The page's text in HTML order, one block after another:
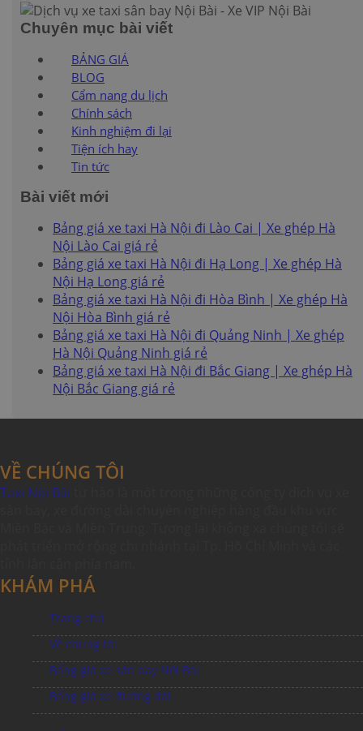
Chuyên mục bài viết
BẢNG GIÁ
BLOG
Cẩm nang du lịch
Chính sách
Kinh nghiệm đi lại
Tiện ích hay
Tin tức
Bài viết mới
Bảng giá xe taxi Hà Nội đi Lào Cai | Xe ghép Hà
Nội Lào Cai giá rẻ
Bảng giá xe taxi Hà Nội đi Hạ Long | Xe ghép Hà
Nội Hạ Long giá rẻ
Bảng giá xe taxi Hà Nội đi Hòa Bình | Xe ghép Hà
Nội Hòa Bình giá rẻ
Bảng giá xe taxi Hà Nội đi Quảng Ninh | Xe ghép
Hà Nội Quảng Ninh giá rẻ
Bảng giá xe taxi Hà Nội đi Bắc Giang | Xe ghép Hà
Nội Bắc Giang giá rẻ
VỀ CHÚNG TÔI
Taxi Nội Bài
KHÁM PHÁ
Trang chủ
Về chúng tôi
Bảng giá xe sân bay Nội Bài
Bảng giá xe đường dài